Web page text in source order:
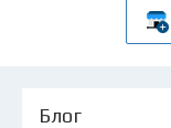
Блог